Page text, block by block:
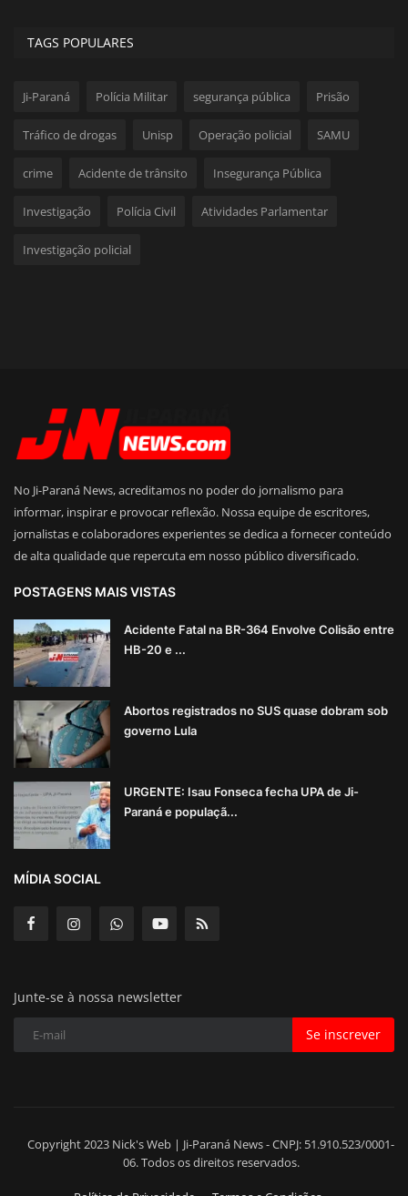
TAGS POPULARES
Ji-Paraná Polícia Militar segurança pública Prisão
Tráfico de drogas Unisp Operação policial SAMU
crime Acidente de trânsito Insegurança Pública
Investigação Polícia Civil Atividades Parlamentar
Investigação policial
No Ji-Paraná News, acreditamos no poder do jornalismo para
informar, inspirar e provocar reflexão. Nossa equipe de escritores,
jornalistas e colaboradores experientes se dedica a fornecer conteúdo
de alta qualidade que repercuta em nosso público diversificado.
POSTAGENS MAIS VISTAS
Acidente Fatal na BR-364 Envolve Colisão entre
HB-20 e ...
Abortos registrados no SUS quase dobram sob
governo Lula
URGENTE: Isau Fonseca fecha UPA de Ji-
Paraná e populaçã...
MÍDIA SOCIAL
Junte-se à nossa newsletter
Se inscrever
Copyright 2023 Nick's Web | Ji-Paraná News - CNPJ: 51.910.523/0001-
06. Todos os direitos reservados.